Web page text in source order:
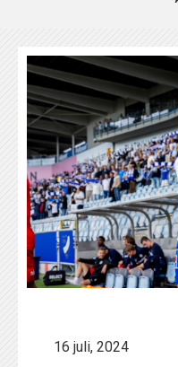
16 juli, 2024